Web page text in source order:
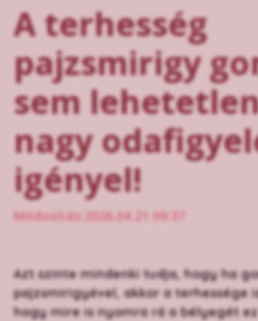
A terhesség
pajzsmirigy
sem
nagy
igényel!
Módosítás:2026.04.21 09:37
Azt szinte mindenki tudja, hogy ha
pajzsmirigyével, akkor a terhessége
hogy mire is nyomra rá a bélyegét